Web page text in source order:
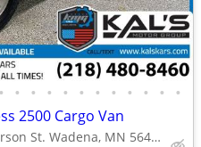
• • • • • • • • • • • •
2500 Cargo Van
1000 N. Jefferson St. Wadena, MN 56482